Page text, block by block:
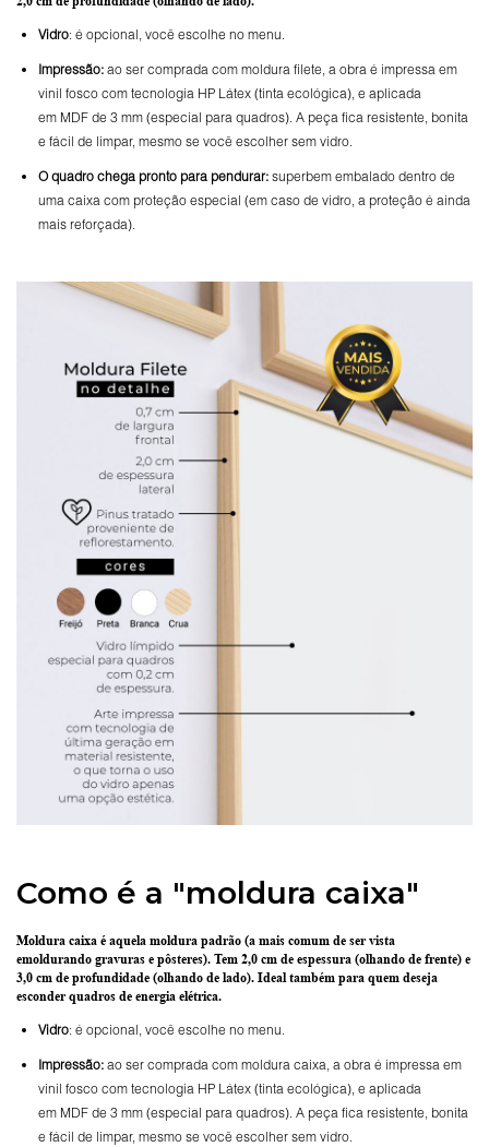
Vidro: é opcional, você escolhe no menu.
Impressão: ao ser comprada com moldura filete, a obra é impressa em
vinil fosco com tecnologia HP Látex (tinta ecológica), e aplicada
em MDF de 3 mm (especial para quadros). A peça fica resistente, bonita
e fácil de limpar, mesmo se você escolher sem vidro.
Oquadro chega pronto para pendurar: superbem embalado dentro de
uma caixa com proteção especial (em caso de vidro, a proteção é ainda
mais reforçada).
Como é a "moldura caixa"
Moldura caixa é aquela moldura padrão (a mais comum de ser vista
emoldurando gravuras e pôsteres). Tem 2,0 cm de espessura (olhando de frente) e
3,0 cm de profundidade (olhando de lado). Ideal também para quem deseja
esconder quadros de energia elétrica.
Vidro: é opcional, você escolhe no menu.
Impressão: ao ser comprada com moldura caixa, a obra é impressa em
vinil fosco com tecnologia HP Látex (tinta ecológica), e aplicada
em MDF de 3 mm (especial para quadros). A peça fica resistente, bonita
e fácil de limpar, mesmo se você escolher sem vidro.